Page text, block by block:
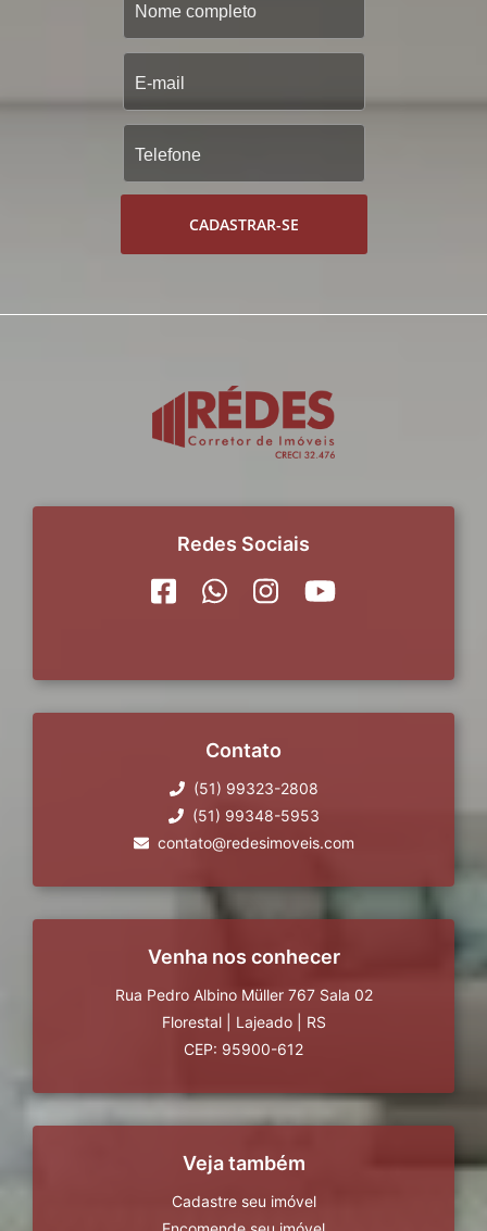
CADASTRAR-SE
Redes Sociais
Contato
(51) 99323-2808
(51) 99348-5953
contato@redesimoveis.com
Venha nos conhecer
Rua Pedro Albino Müller 767 Sala 02
Florestal
Lajeado
RS
CEP: 95900-612
Veja também
Cadastre seu imóvel